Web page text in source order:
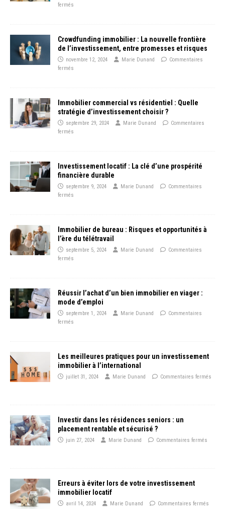
fermés
Crowdfunding immobilier : La nouvelle frontière
de l’investissement, entre promesses et risques
novembre 12, 2024 Marie Dunand
Commentaires
fermés
Immobilier commercial vs résidentiel : Quelle
stratégie d’investissement choisir ?
septembre 29, 2024 Marie Dunand
Commentaires
fermés
Investissement locatif : La clé d’une prospérité
financière durable
septembre 9, 2024 Marie Dunand
Commentaires
fermés
Immobilier de bureau : Risques et opportunités à
l’ère du télétravail
septembre 5, 2024 Marie Dunand
Commentaires
fermés
Réussir l’achat d’un bien immobilier en viager :
mode d’emploi
septembre 1, 2024 Marie Dunand
Commentaires
fermés
Les meilleures pratiques pour un investissement
immobilier à l’international
juillet 31, 2024 Marie Dunand Commentaires fermés
Investir dans les résidences seniors : un
placement rentable et sécurisé ?
juin 27, 2024 Marie Dunand Commentaires fermés
Erreurs à éviter lors de votre investissement
immobilier locatif
avril 14, 2024 Marie Dunand Commentaires fermés